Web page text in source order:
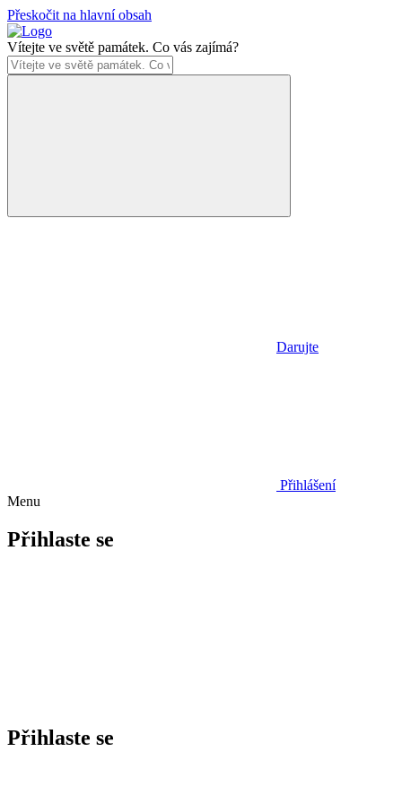
Přeskočit na hlavní obsah
Vítejte ve světě památek. Co vás zajímá?
Darujte
Přihlášení
Menu
Přihlaste se
Přihlaste se